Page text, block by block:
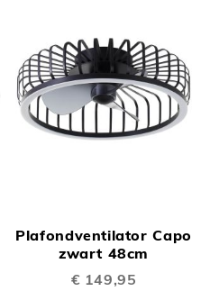
Plafondventilator Capo
zwart 48cm
€ 149,95